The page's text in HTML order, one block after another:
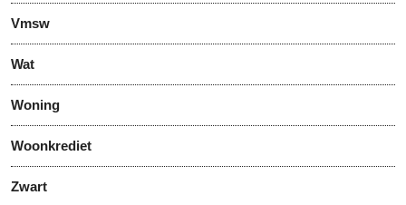
Vmsw
Wat
Woning
Woonkrediet
Zwart